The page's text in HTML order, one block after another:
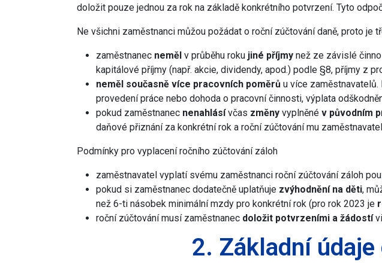
doložit pouze jednou za rok na základě konkrétního potvrzení. Tyto
Ne všichni zaměstnanci můžou požádat o roční zúčtování daně, proto je
zaměstnanec neměl v průběhu roku jiné příjmy než ze závislé
kapitálové příjmy (např. akcie, dividendy, apod.) podle §8, příjmy z
neměl současně více pracovních poměrů u více
provedení práce nebo dohoda o pracovní činnosti, výplata
pokud zaměstnanec nenahlásívčas změny vyplněné v původním
daňové přiznání za konkrétní rok a roční zúčtování mu
Podmínky pro vyplacení ročního zúčtování záloh
zaměstnavatel vyplatí svému zaměstnanci roční zúčtování záloh
pokud si zaměstnanec dodatečně uplatňuje zvýhodnění na děti,
než 6-ti násobek minimální mzdy pro konkrétní rok (pro rok 2023 je
roční zúčtování musí zaměstnanec doložit potvrzeními a žádostí
2. Základní